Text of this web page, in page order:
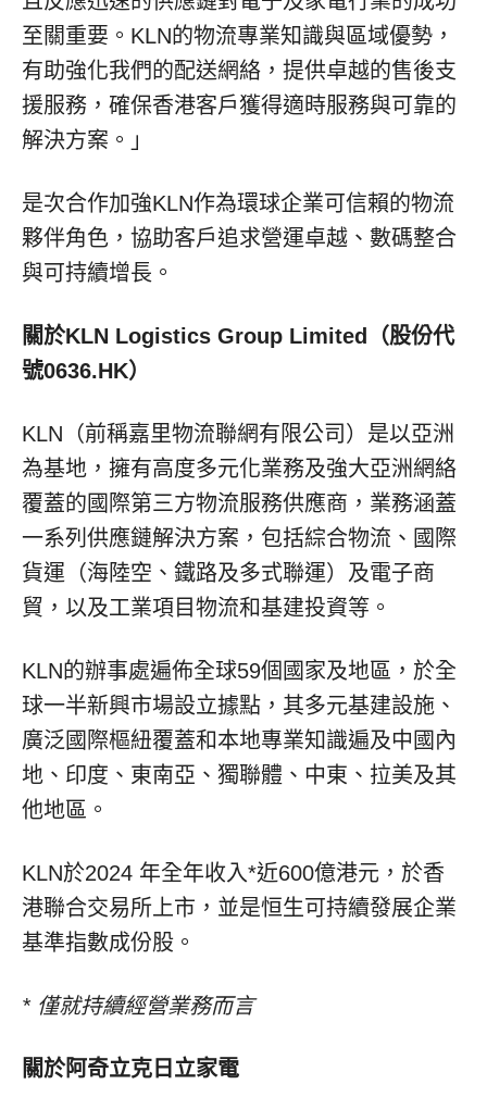
至關重要。KLN的物流專業知識與區域優勢，
有助強化我們的配送網絡，提供卓越的售後支
援服務，確保香港客戶獲得適時服務與可靠的
解決方案。」
是次合作加強KLN作為環球企業可信賴的物流
夥伴角色，協助客戶追求營運卓越、數碼整合
與可持續增長。
關於KLN Logistics Group Limited
（股份代
號0636.HK）
KLN（前稱嘉里物流聯網有限公司）是以亞洲
為基地，擁有高度多元化業務及強大亞洲網絡
覆蓋的國際第三方物流服務供應商，業務涵蓋
一系列供應鏈解決方案，包括綜合物流、國際
貨運（海陸空、鐵路及多式聯運）及電子商
貿，以及工業項目物流和基建投資等。
KLN的辦事處遍佈全球59個國家及地區，於全
球一半新興市場設立據點，其多元基建設施、
廣泛國際樞紐覆蓋和本地專業知識遍及中國內
地、印度、東南亞、獨聯體、中東、拉美及其
他地區。
KLN於2024 年全年收入*近600億港元，於香
港聯合交易所上市，並是恒生可持續發展企業
基準指數成份股。
* 僅就持續經營業務而言
關於阿奇立克日立家電